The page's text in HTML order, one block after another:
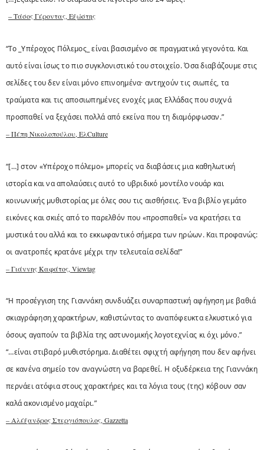
– Τάσος Γέροντας, Εξώστης
“Το _Υπέροχος Πόλεμος_ είναι βασισμένο σε πραγματικά γεγονότα. Και
αυτό είναι ίσως το πιο συγκλονιστικό του στοιχείο. Όσα διαβάζουμε στις
σελίδες του δεν είναι μόνο επινοημένα· αντηχούν τις σιωπές, τα
τραύματα και τις αποσιωπημένες ενοχές μιας Ελλάδας που συχνά
προσπαθεί να ξεχάσει πολλά από εκείνα που τη διαμόρφωσαν.”
– Πέπη Νικολοπούλου, EλCulture
“[…] στον «Υπέροχο πόλεμο» μπορείς να διαβάσεις μια καθηλωτική
ιστορία και να απολαύσεις αυτό το υβριδικό μοντέλο νουάρ και
κοινωνικής μυθιστορίας με όλες σου τις αισθήσεις. Ένα βιβλίο γεμάτο
εικόνες και σκιές από το παρελθόν που «προσπαθεί» να κρατήσει τα
μυστικά του αλλά και το εκκωφαντικό σήμερα των ηρώων. Και προφανώς:
οι ανατροπές κρατάνε μέχρι την τελευταία σελίδα!”
– Γιάννης Καφάτος, Viewtag
“Η προσέγγιση της Γιαννάκη συνδυάζει συναρπαστική αφήγηση με βαθιά
σκιαγράφηση χαρακτήρων, καθιστώντας το αναπόφευκτα ελκυστικό για
όσους αγαπούν τα βιβλία της αστυνομικής λογοτεχνίας κι όχι μόνο.”
“…είναι στιβαρό μυθιστόρημα. Διαθέτει σφιχτή αφήγηση που δεν αφήνει
σε κανένα σημείο τον αναγνώστη να βαρεθεί. Η οξυδέρκεια της Γιαννάκη
περνάει ατόφια στους χαρακτήρες και τα λόγια τους (της) κόβουν σαν
καλά ακονισμένο μαχαίρι.”
– Αλέξανδρος Στεργιόπουλος, Gazzetta